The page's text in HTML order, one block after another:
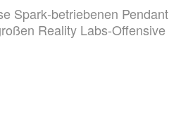
Spark‑betriebenen
Reality Labs-